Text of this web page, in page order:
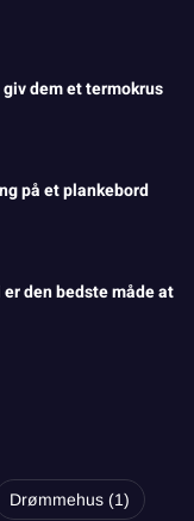
dem et termokrus
på et plankebord
den bedste måde at
Drømmehus (1)